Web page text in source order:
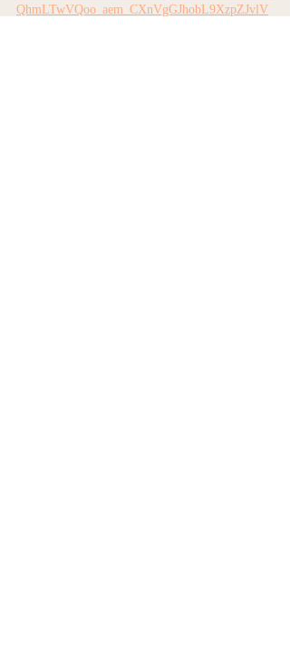
QhmLTwVQoo_aem_CXnVgGJhobL9XzpZJvlV